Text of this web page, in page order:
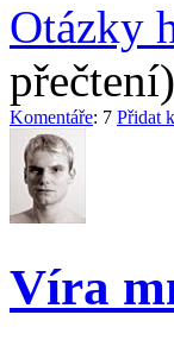
Otázky
přečtení)
Komentáře: 7 Přidat
Víra